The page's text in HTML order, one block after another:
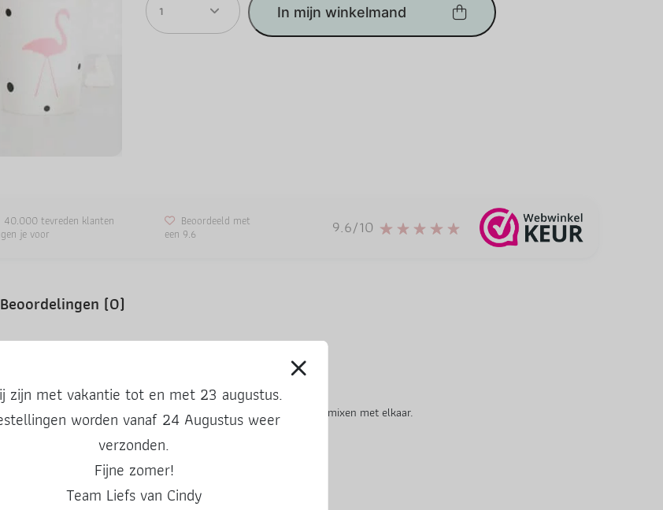
1 In mijn winkelmand
40.000 tevreden klanten
je voor
Beoordeeld met
een 9.6
9.6/10
Beoordelingen (0)
flamingo’s op een vel, van elk 3 stuks. Ook leuk om kleuren te mixen met elkaar.
Ook leuke producten
zijn met vakantie tot en met 23 augustus.
worden vanaf 24 Augustus weer
verzonden.
Fijne zomer!
Team Liefs van Cindy